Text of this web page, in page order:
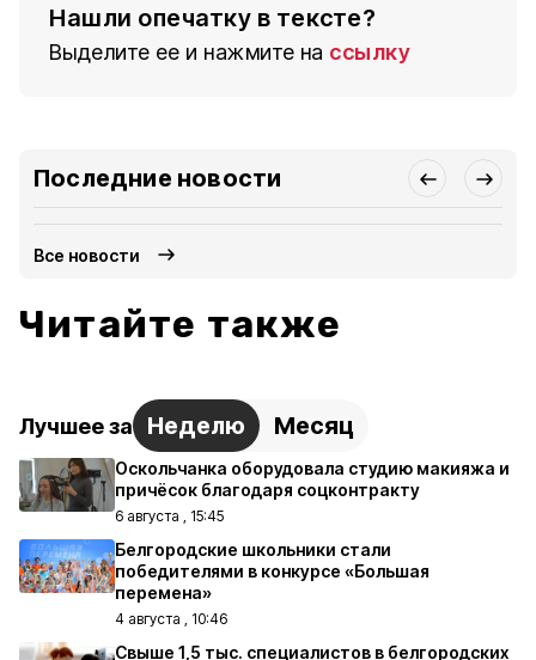
Нашли опечатку в тексте?
Выделите ее и нажмите на ссылку
Последние новости
Все новости
Читайте также
Лучшее за Неделю Месяц
Оскольчанка оборудовала студию макияжа и
причёсок благодаря соцконтракту
6 августа , 15:45
Белгородские школьники стали
победителями в конкурсе «Большая
перемена»
4 августа , 10:46
Свыше 1,5 тыс. специалистов в белгородских